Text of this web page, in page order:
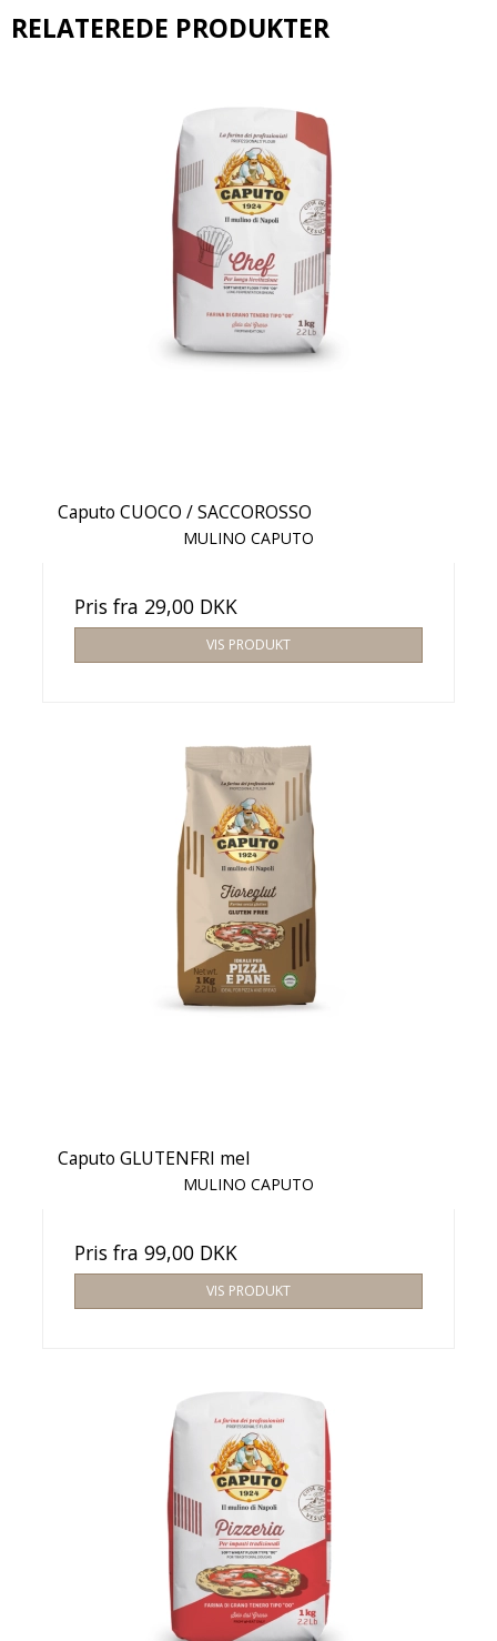
RELATEREDE PRODUKTER
Caputo CUOCO / SACCOROSSO
MULINO CAPUTO
Pris fra 29,00 DKK
VIS PRODUKT
Caputo GLUTENFRI mel
MULINO CAPUTO
Pris fra 99,00 DKK
VIS PRODUKT